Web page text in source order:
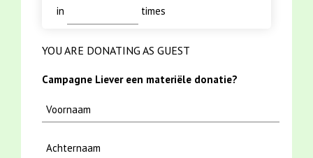
in
times
YOU ARE DONATING AS GUEST
Campagne Liever een materiële donatie?